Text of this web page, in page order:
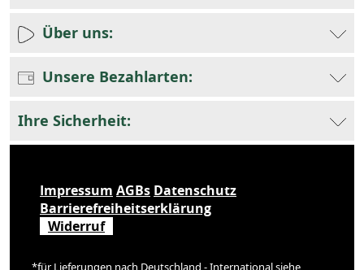
Über uns:
Unsere Bezahlarten:
Ihre Sicherheit:
Impressum AGBs Datenschutz
Barrierefreiheitserklärung
Widerruf
*für Lieferungen nach Deutschland - International siehe